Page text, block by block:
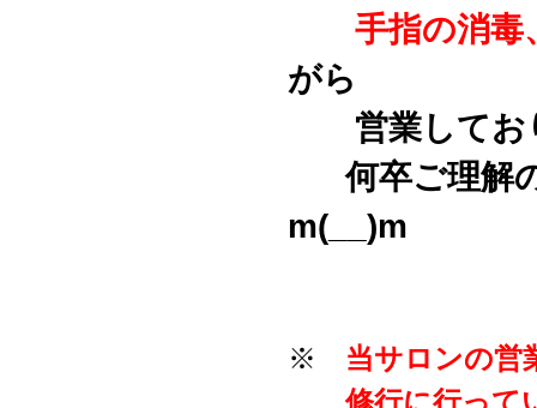
手指の消毒
がら
営業してお
何卒ご理解
m(__)m
※ 当サロンの営
修行に行ってい